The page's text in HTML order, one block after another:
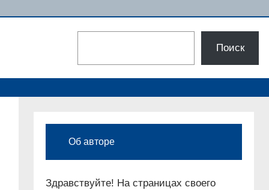
Поиск
Об авторе
Здравствуйте! На страницах своего